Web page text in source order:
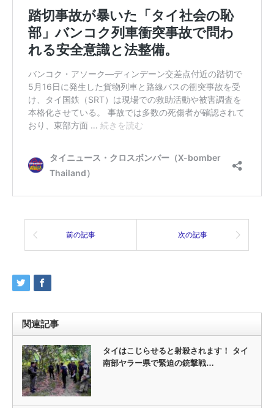
前の記事 次の記事
関連記事
タイはこじらせると射殺されます！ タイ
南部ヤラー県で緊迫の銃撃戦…